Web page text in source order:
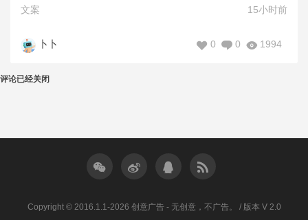
文案 15小时前
卜卜 1994
0
0
评论已经关闭
Copyright © 2016.1.1-2026 创意广告 - 无创意，不广告。 / 版本 V 2.0